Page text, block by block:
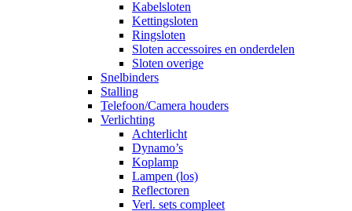
Kabelsloten
Kettingsloten
Ringsloten
Sloten accessoires en onderdelen
Sloten overige
Snelbinders
Stalling
Telefoon/Camera houders
Verlichting
Achterlicht
Dynamo’s
Koplamp
Lampen (los)
Reflectoren
Verl. sets compleet